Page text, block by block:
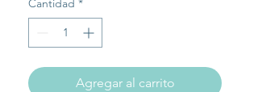
Agregar al carrito